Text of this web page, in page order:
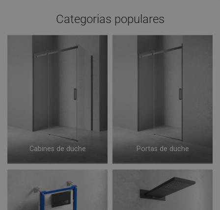
Categorias populares
Cabines de duche Portas de duche